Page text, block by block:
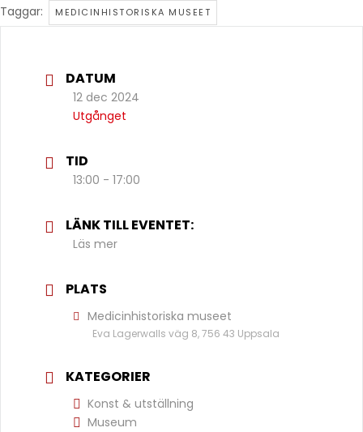
Taggar: MEDICINHISTORISKA MUSEET
DATUM
12 dec 2024
Utgånget
TID
13:00 - 17:00
LÄNK TILL EVENTET:
Läs mer
PLATS
Medicinhistoriska museet
Eva Lagerwalls väg 8, 756 43 Uppsala
KATEGORIER
Konst & utställning
Museum